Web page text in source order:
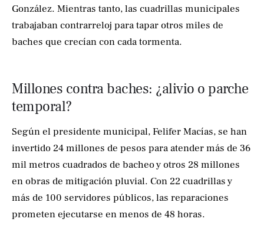
González. Mientras tanto, las cuadrillas municipales
trabajaban contrarreloj para tapar otros miles de
baches que crecían con cada tormenta.
Millones contra baches: ¿alivio o parche
temporal?
Según el presidente municipal, Felifer Macías, se han
invertido 24 millones de pesos para atender más de 36
mil metros cuadrados de bacheo y otros 28 millones
en obras de mitigación pluvial. Con 22 cuadrillas y
más de 100 servidores públicos, las reparaciones
prometen ejecutarse en menos de 48 horas.